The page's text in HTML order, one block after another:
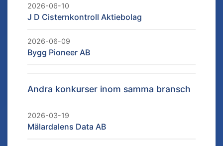
2026-06-10
J D Cisternkontroll Aktiebolag
2026-06-09
Bygg Pioneer AB
Andra konkurser inom samma bransch
2026-03-19
Mälardalens Data AB